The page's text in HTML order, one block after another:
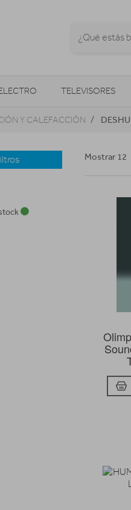
TELEVISORES
Y CALEFACCIÓN
Y CALEFACCIÓN
Mostrar 12